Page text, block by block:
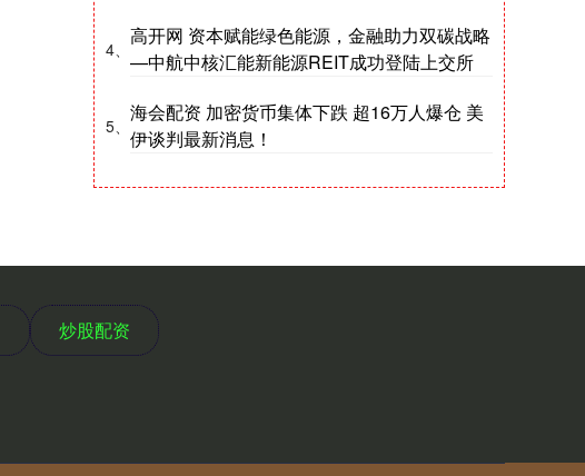
4、
高开网 资本赋能绿色能源，金融助力双碳战略
—中航中核汇能新能源REIT成功登陆上交所
5、
海会配资 加密货币集体下跌 超16万人爆仓 美
伊谈判最新消息！
炒股配资